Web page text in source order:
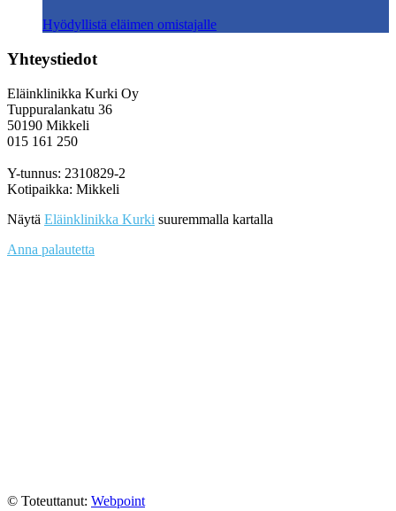
Hyödyllistä eläimen omistajalle
Yhteystiedot
Eläinklinikka Kurki Oy
Tuppuralankatu 36
50190 Mikkeli
015 161 250
Y-tunnus: 2310829-2
Kotipaikka: Mikkeli
Näytä Eläinklinikka Kurki suuremmalla kartalla
Anna palautetta
© Toteuttanut: Webpoint